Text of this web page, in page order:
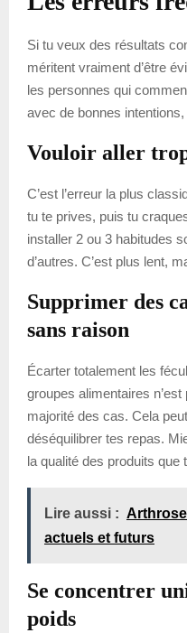
Si tu veux des résultats
méritent vraiment d’être
les personnes qui
avec de bonnes
Vouloir aller
C’est l’erreur la plus
tu te prives, puis tu
installer 2 ou 3 habitudes
d’autres. C’est plus lent,
Supprimer des
sans raison
Écarter totalement les
groupes alimentaires
majorité des cas. Cela
déséquilibrer tes repas.
la qualité des produits que
Lire aussi :
actuels et futurs
Se concentrer
poids